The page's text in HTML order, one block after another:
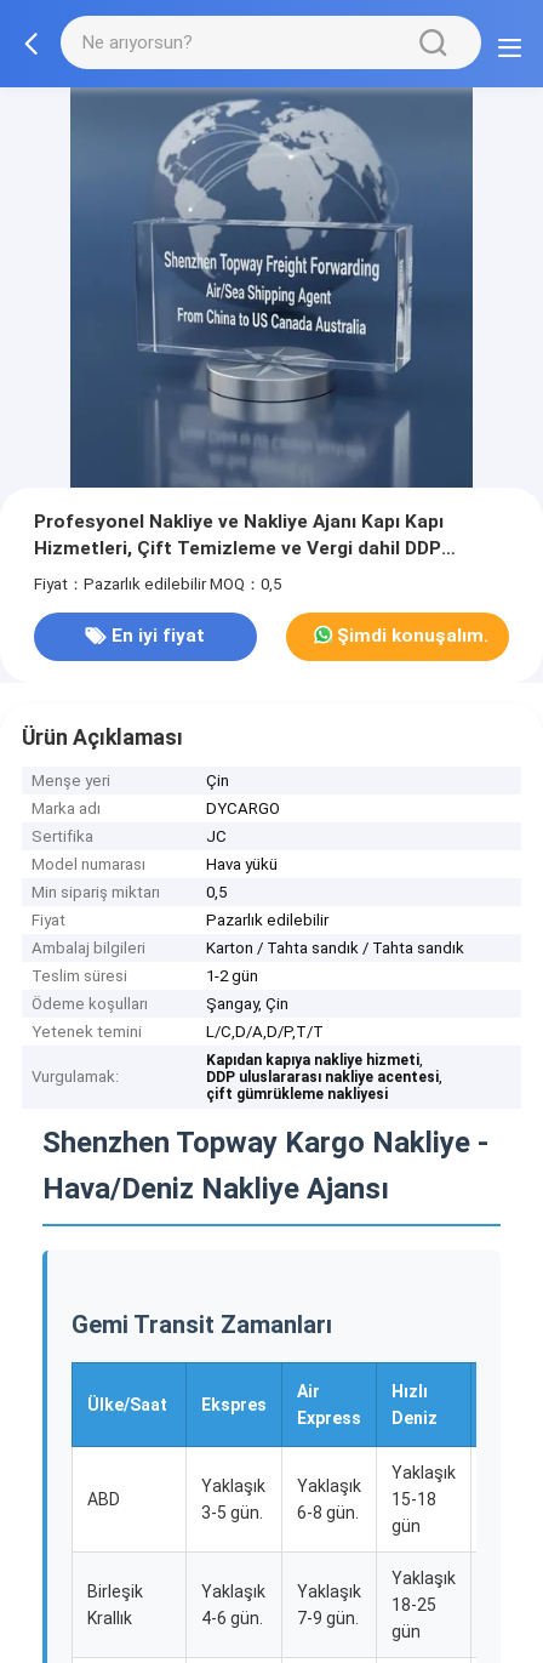
Profesyonel Nakliye ve Nakliye Ajanı Kapı Kapı
Hizmetleri, Çift Temizleme ve Vergi dahil DDP
Nakliye
Fiyat：Pazarlık edilebilir MOQ：0,5
En iyi fiyat Şimdi konuşalım.
Ürün Açıklaması
Menşe yeri
Çin
Marka adı
DYCARGO
Sertifika
JC
Model numarası
Hava yükü
Min sipariş miktarı
0,5
Fiyat
Pazarlık edilebilir
Ambalaj bilgileri
Karton / Tahta sandık / Tahta sandık
Teslim süresi
1-2 gün
Ödeme koşulları
Şangay, Çin
Yetenek temini
L/C,D/A,D/P,T/T
Vurgulamak:
Kapıdan kapıya nakliye hizmeti,
DDP uluslararası nakliye acentesi,
çift gümrükleme nakliyesi
Shenzhen Topway Kargo Nakliye -
Hava/Deniz Nakliye Ajansı
Gemi Transit Zamanları
Ülke/Saat Ekspres
Air
Express
Hızlı
Deniz
ABD
Yaklaşık
3-5 gün.
Yaklaşık
6-8 gün.
Yaklaşık
15-18
gün
Birleşik
Krallık
Yaklaşık
4-6 gün.
Yaklaşık
7-9 gün.
Yaklaşık
18-25
gün